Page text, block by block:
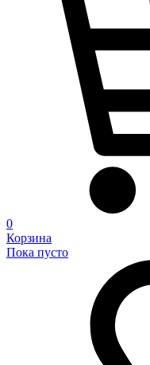
0
Корзина
Пока пусто